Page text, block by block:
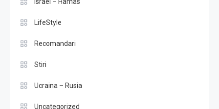
LifeStyle
Recomandari
Stiri
Ucraina – Rusia
Uncategorized